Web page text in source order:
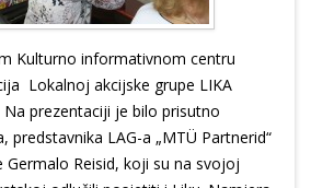
Kulturno informativnom centru
Lokalnoj akcijske grupe LIKA
prezentaciji je bilo prisutno
predstavnika LAG-a „MTÜ Partnerid“
Germalo Reisid, koji su na svojoj